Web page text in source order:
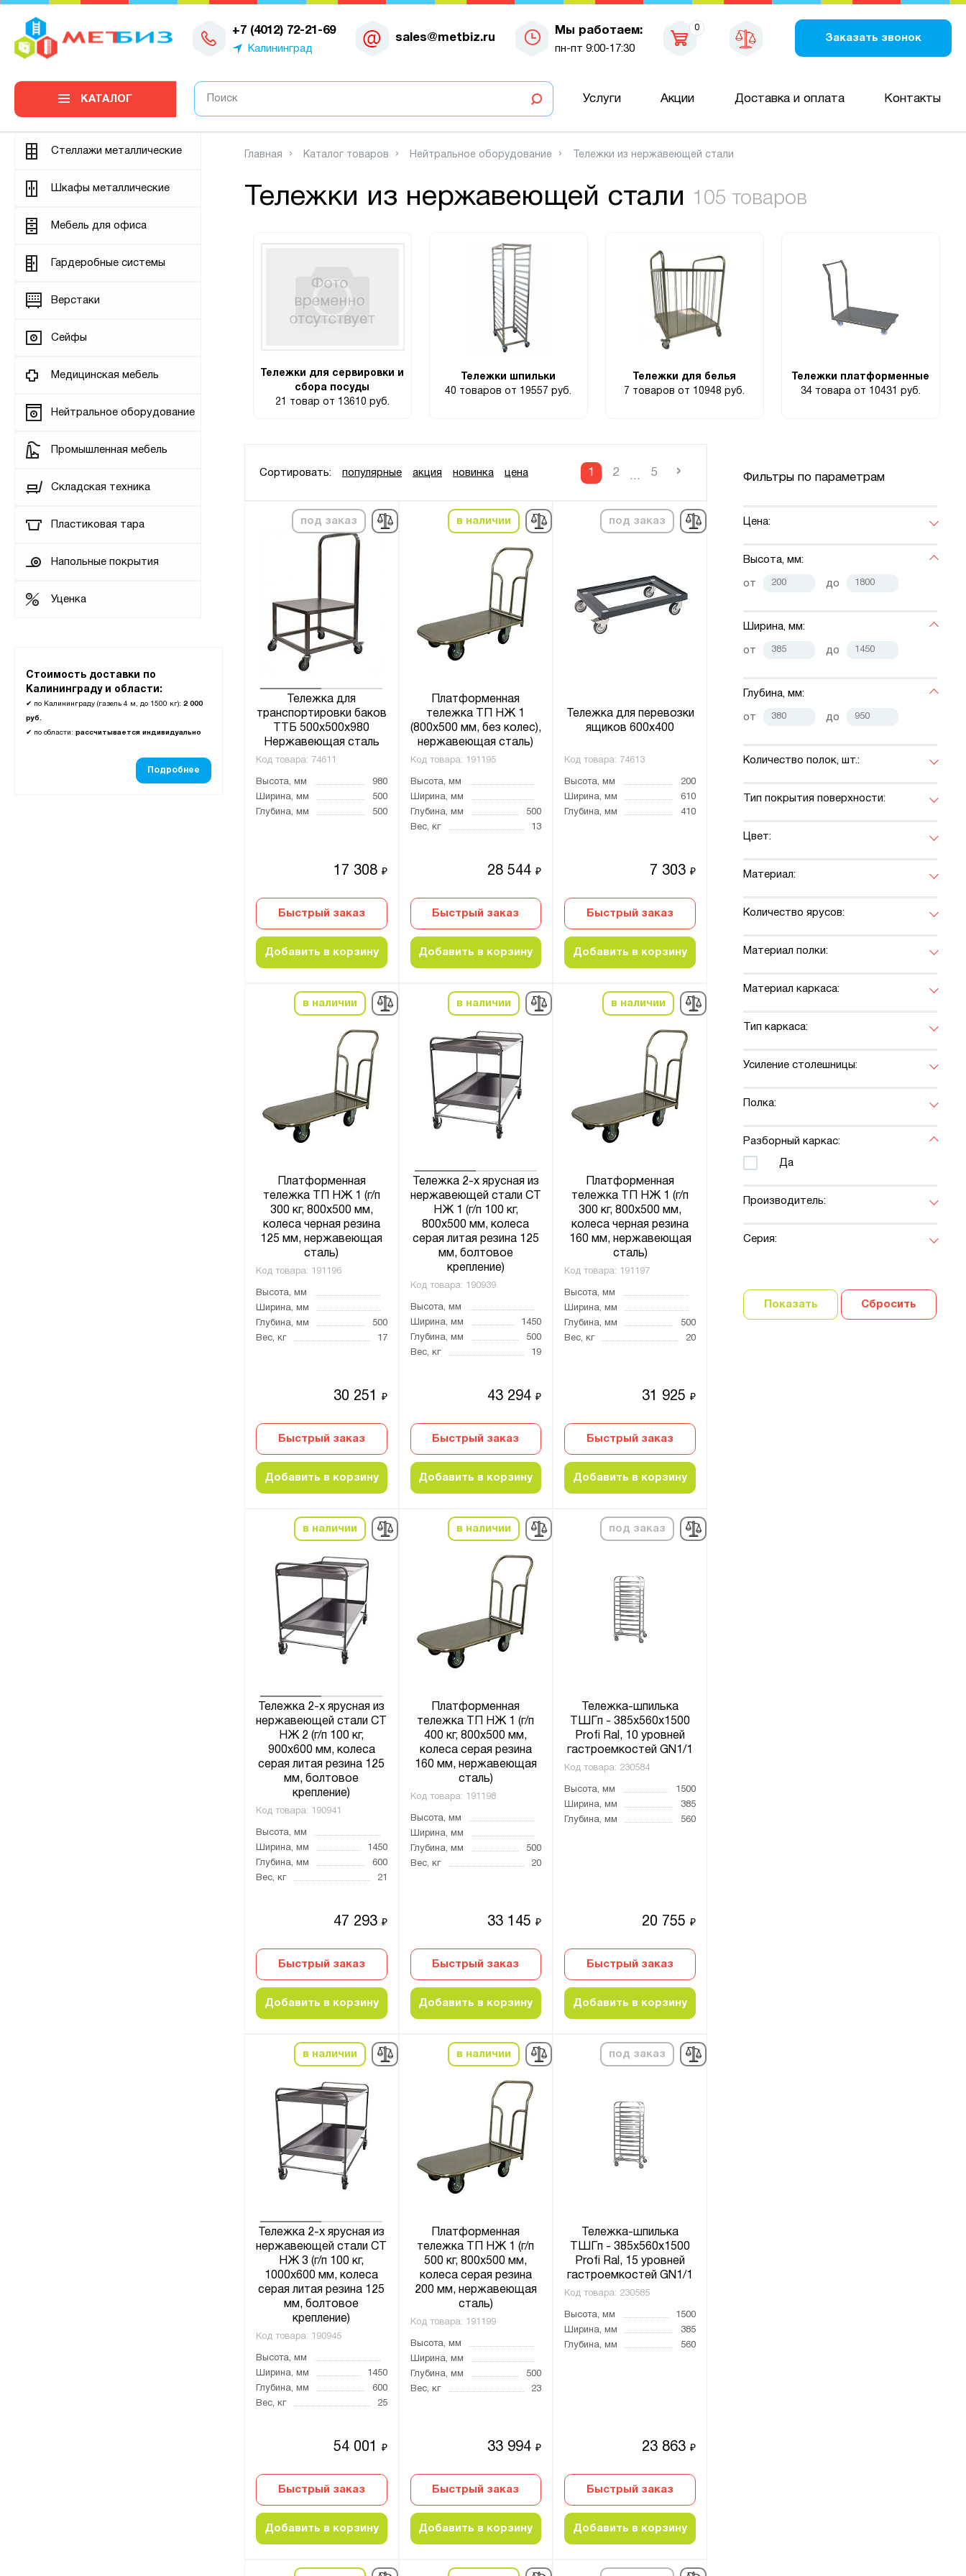
+7 (4012) 72-21-69
Калининград
sales@metbiz.ru
Мы работаем:
пн-пт 9:00-17:30
0
Заказать звонок
0
КАТАЛОГ Услуги Акции Доставка и оплата Контакты
Стеллажи металлические
Шкафы металлические
Мебель для офиса
Гардеробные системы
Верстаки
Сейфы
Медицинская мебель
Нейтральное оборудование
Промышленная мебель
Складская техника
Пластиковая тара
Напольные покрытия
Уценка
Стоимость доставки по
Калининграду и области:
✔ по Калининграду (газель 4 м, до 1500 кг): 2 000
руб.
✔ по области: рассчитывается индивидуально
Подробнее
Главная Каталог товаров Нейтральное оборудование Тележки из нержавеющей стали
Тележки из нержавеющей стали 105 товаров
Тележки для сервировки и
сбора посуды
21 товар от 13610 руб.
Тележки шпильки
40 товаровот 19557 руб.
Тележки для белья
7 товаровот 10948 руб.
Тележки платформенные
34 товара от 10431 руб.
Сортировать: популярные акция новинка цена 1 2 ... 5 ›
под заказ
Тележка для
транспортировки баков
ТТБ 500x500x980
Нержавеющая сталь
Код товара: 74611
Высота, мм
980
Ширина, мм
500
Глубина, мм
500
17 308 ₽
Быстрый заказ
Добавить в корзину
в наличии
Платформенная
тележка ТП НЖ 1
(800x500 мм, без колес),
нержавеющая сталь)
Код товара: 191195
Высота, мм
Ширина, мм
Глубина, мм
500
Вес, кг
13
28 544₽
Быстрый заказ
Добавить в корзину
под заказ
Тележка для перевозки
ящиков 600x400
Код товара: 74613
Высота, мм
200
Ширина, мм
610
Глубина, мм
410
7 303 ₽
Быстрый заказ
Добавить в корзину
в наличии
Платформенная
тележка ТП НЖ 1 (г/п
300 кг, 800x500 мм,
колеса черная резина
125 мм, нержавеющая
сталь)
Код товара: 191196
Высота, мм
Ширина, мм
Глубина, мм
500
Вес, кг
17
30 251 ₽
Быстрый заказ
Добавить в корзину
в наличии
Тележка 2-х ярусная из
нержавеющей стали СТ
НЖ 1 (г/п 100 кг,
800x500 мм, колеса
серая литая резина 125
мм, болтовое
крепление)
Код товара: 190939
Высота, мм
Ширина, мм
1450
Глубина, мм
500
Вес, кг
19
43 294₽
Быстрый заказ
Добавить в корзину
в наличии
Платформенная
тележка ТП НЖ 1 (г/п
300 кг, 800x500 мм,
колеса черная резина
160 мм, нержавеющая
сталь)
Код товара: 191197
Высота, мм
Ширина, мм
Глубина, мм
500
Вес, кг
20
31 925 ₽
Быстрый заказ
Добавить в корзину
в наличии
Тележка 2-х ярусная из
нержавеющей стали СТ
НЖ 2 (г/п 100 кг,
900x600 мм, колеса
серая литая резина 125
мм, болтовое
крепление)
Код товара: 190941
Высота, мм
Ширина, мм
1450
Глубина, мм
600
Вес, кг
21
47 293 ₽
Быстрый заказ
Добавить в корзину
в наличии
Платформенная
тележка ТП НЖ 1 (г/п
400 кг, 800x500 мм,
колеса серая резина
160 мм, нержавеющая
сталь)
Код товара: 191198
Высота, мм
Ширина, мм
Глубина, мм
500
Вес, кг
20
33 145₽
Быстрый заказ
Добавить в корзину
под заказ
Тележка-шпилька
ТШГп - 385x560x1500
Profi Ral, 10 уровней
гастроемкостей GN1/1
Код товара: 230584
Высота, мм
1500
Ширина, мм
385
Глубина, мм
560
20 755 ₽
Быстрый заказ
Добавить в корзину
в наличии
Тележка 2-х ярусная из
нержавеющей стали СТ
НЖ 3 (г/п 100 кг,
1000x600 мм, колеса
серая литая резина 125
мм, болтовое
крепление)
Код товара: 190945
Высота, мм
Ширина, мм
1450
Глубина, мм
600
Вес, кг
25
54 001 ₽
Быстрый заказ
Добавить в корзину
в наличии
Платформенная
тележка ТП НЖ 1 (г/п
500 кг, 800x500 мм,
колеса серая резина
200 мм, нержавеющая
сталь)
Код товара: 191199
Высота, мм
Ширина, мм
Глубина, мм
500
Вес, кг
23
33 994₽
Быстрый заказ
Добавить в корзину
под заказ
Тележка-шпилька
ТШГп - 385x560x1500
Profi Ral, 15 уровней
гастроемкостей GN1/1
Код товара: 230585
Высота, мм
1500
Ширина, мм
385
Глубина, мм
560
23 863 ₽
Быстрый заказ
Добавить в корзину
Фильтры по параметрам
Цена:
Высота, мм:
от до
Ширина, мм:
от до
Глубина, мм:
от до
Количество полок, шт.:
Тип покрытия поверхности:
Цвет:
Материал:
Количество ярусов:
Материал полки:
Материал каркаса:
Тип каркаса:
Усиление столешницы:
Полка:
Разборный каркас:
Да
Производитель:
Серия:
Показать Сбросить